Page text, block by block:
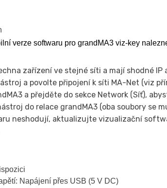
verze softwaru pro grandMA3 viz-key
zařízení ve stejné síti a mají shodné IP
a povolte připojení k síti MA-Net (viz
a přejděte do sekce Network (Síť),
do relace grandMA3 (oba soubory se
neshodují, aktualizujte vizualizační
Napájení přes USB (5 V DC)